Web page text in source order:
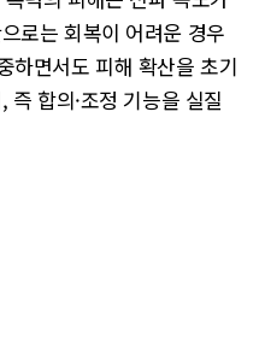
로는 회복이 어려운 경우
하면서도 피해 확산을 초기
합의·조정 기능을 실질